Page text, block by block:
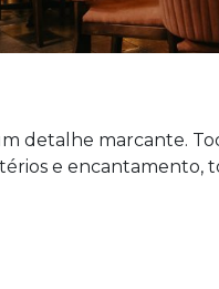
detalhe marcante.
e encantamento,